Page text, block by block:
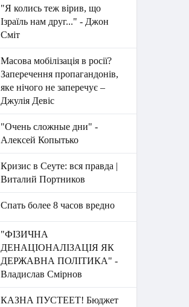
"Я колись теж вірив, що
Ізраїль нам друг..." - Джон
Сміт
Масова мобілізація в росії?
Заперечення пропагандонів,
яке нічого не заперечує –
Джулія Девіс
"Очень сложные дни" -
Алексей Копытько
Кризис в Сеуте: вся правда |
Виталий Портников
Спать более 8 часов вредно
"ФІЗИЧНА
ДЕНАЦІОНАЛІЗАЦІЯ ЯК
ДЕРЖАВНА ПОЛІТИКА" -
Владислав Смірнов
КАЗНА ПУСТЕЕТ! Бюджет